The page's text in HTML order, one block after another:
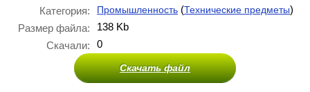
Категория:
Промышленность (Технические предметы)
Размер файла:
138 Kb
Скачали:
0
Скачать файл